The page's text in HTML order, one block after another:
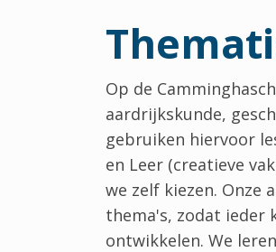
Op de
aardrijkskunde,
gebruiken hiervoor
en Leer (creatieve
we zelf kiezen. Onze
thema's, zodat ieder
ontwikkelen. We